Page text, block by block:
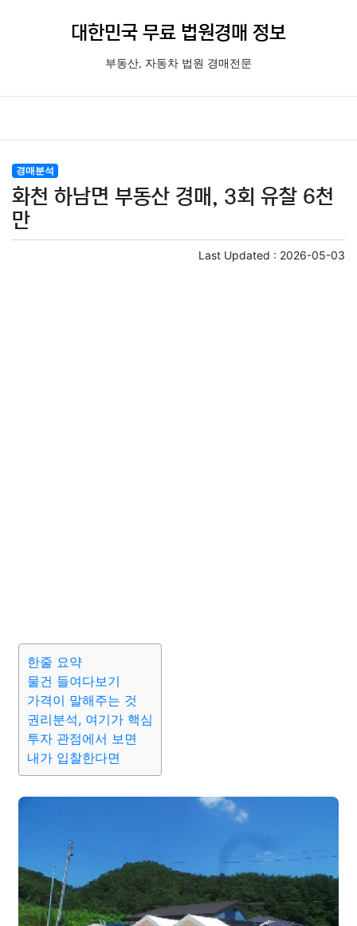
대한민국 무료 법원경매 정보
부동산, 자동차 법원 경매전문
경매분석
화천 하남면 부동산 경매, 3회 유찰 6천
만
Last Updated : 2026-05-03
한줄 요약
물건 들여다보기
가격이 말해주는 것
권리분석, 여기가 핵심
투자 관점에서 보면
내가 입찰한다면